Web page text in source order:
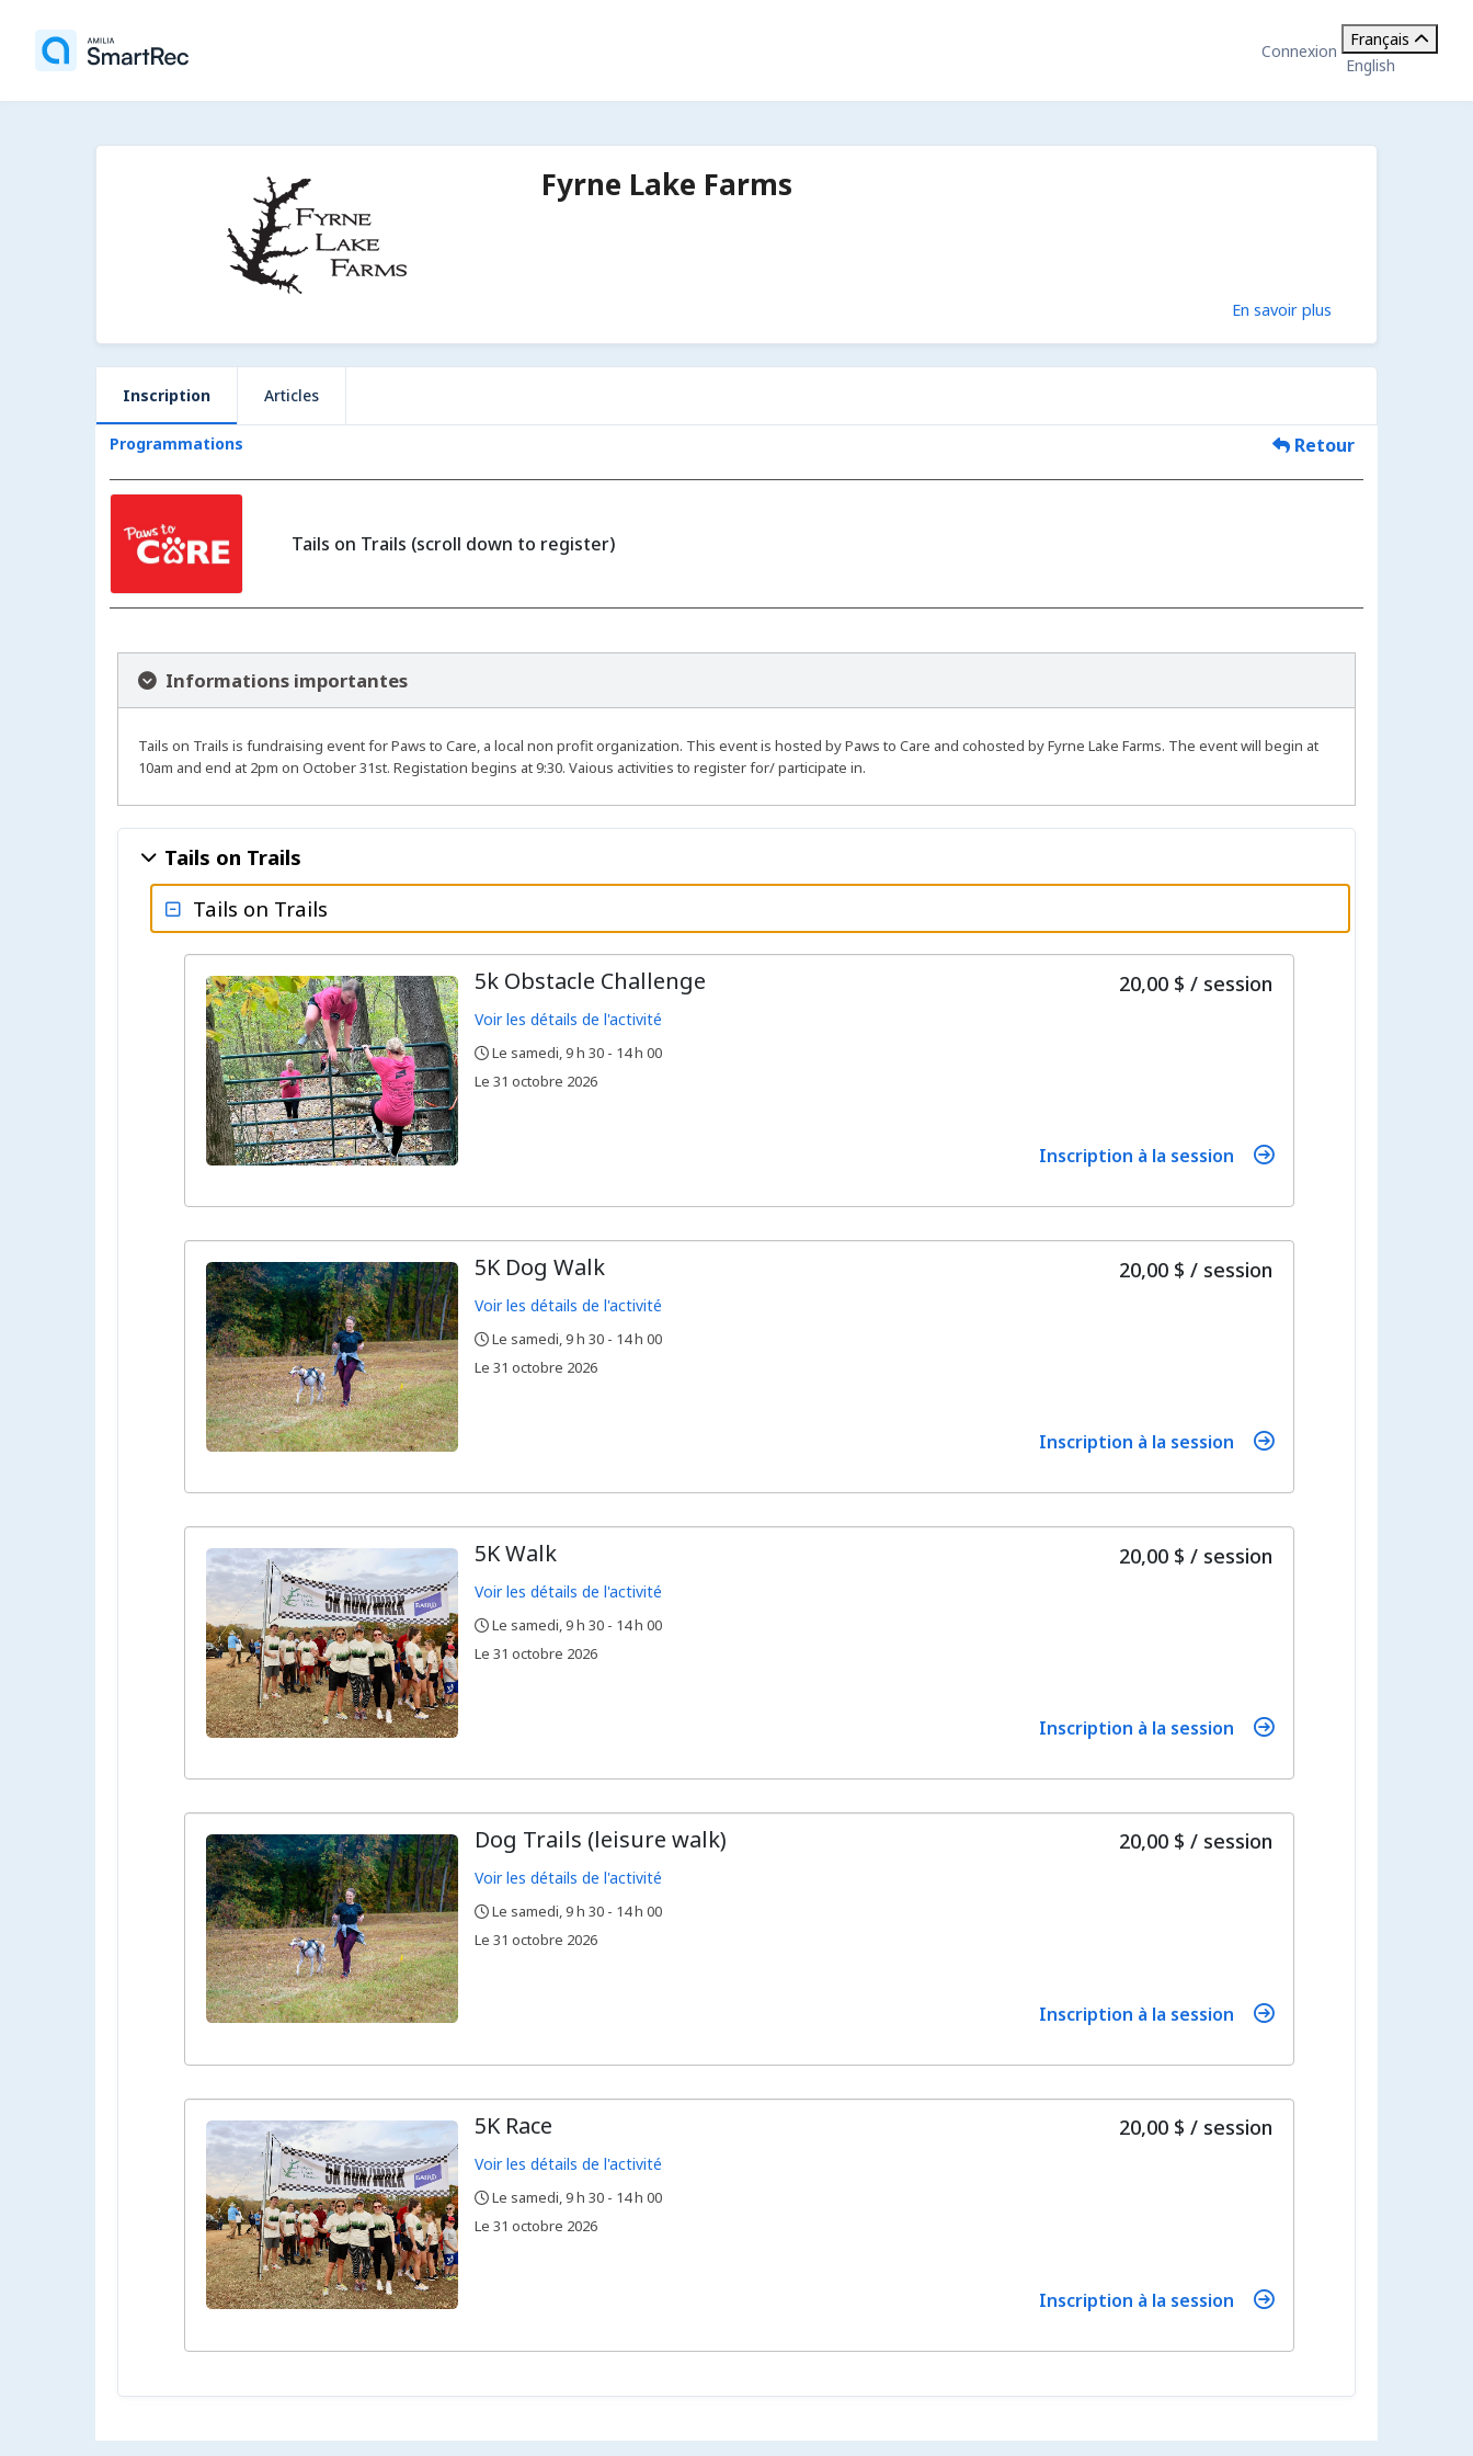
Connexion
Français
English
Fyrne Lake Farms
En savoir plus
Inscription Articles
Programmations Retour
Tails on Trails (scroll down to register)
Informations importantes
Tails on Trails is fundraising event for Paws to Care, a local non profit organization. This event is hosted by Paws to Care and cohosted by Fyrne Lake Farms. The event will begin at
10am and end at 2pm on October 31st. Registation begins at 9:30. Vaious activities to register for/ participate in.
Tails on Trails
Tails on Trails
5k Obstacle Challenge
Voir les détails de l'activité
,
Le samedi, 9 h 30 - 14 h 00
Le ,31 octobre 2026
20,00 $ / par
session
Inscription à la session
5K Dog Walk
Voir les détails de l'activité
,
Le samedi, 9 h 30 - 14 h 00
Le ,31 octobre 2026
20,00 $ / par
session
Inscription à la session
5K Walk
Voir les détails de l'activité
,
Le samedi, 9 h 30 - 14 h 00
Le ,31 octobre 2026
20,00 $ / par
session
Inscription à la session
Dog Trails (leisure walk)
Voir les détails de l'activité
,
Le samedi, 9 h 30 - 14 h 00
Le ,31 octobre 2026
20,00 $ / par
session
Inscription à la session
5K Race
Voir les détails de l'activité
,
Le samedi, 9 h 30 - 14 h 00
Le ,31 octobre 2026
20,00 $ / par
session
Inscription à la session